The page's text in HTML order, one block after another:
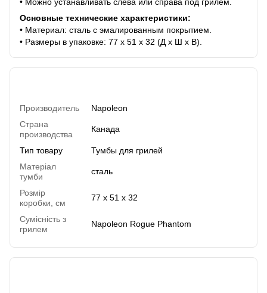
Основные технические характеристики:
• Материал: сталь с эмалированным покрытием.
• Размеры в упаковке: 77 х 51 х 32 (Д х Ш х В).
Производитель
Napoleon
Страна
производства
Канада
Тип товару
Тумбы для грилей
Матеріал
тумби
сталь
Розмір
коробки, см
77 х 51 х 32
Сумісність з
грилем
Napoleon Rogue Phantom